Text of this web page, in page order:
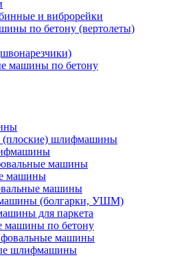
и виброрейки
по бетону (вертолеты)
машины по бетону
(плоские) шлифмашины
машины
машины
машины
(болгарки, УШМ)
для паркета
по бетону
машины
шлифмашины